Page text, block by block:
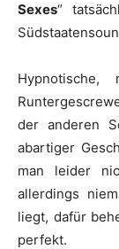
Sexes“
der anderen
abartiger
man leider
allerdings
liegt, dafür
perfekt.